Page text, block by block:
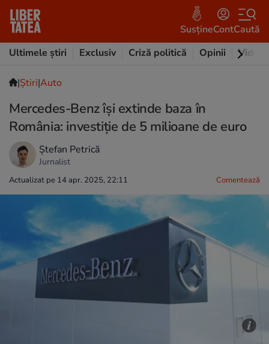
SusțineContCaută
Ultimele știri
Exclusiv Criză politică Opinii Video
|Ştiri|Auto
Mercedes-Benz își extinde baza în
România: investiție de 5 milioane de euro
Ștefan Petrică
Jurnalist
Actualizat pe 14 apr. 2025, 22:11 Comentează